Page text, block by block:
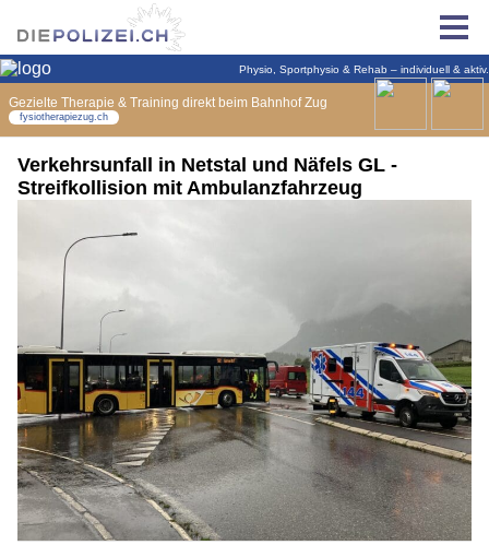
Verkehrsunfall in Netstal und Näfels GL -
Streifkollision mit Ambulanzfahrzeug